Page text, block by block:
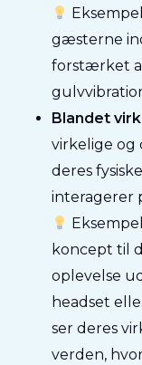
gæsterne
forstærket
Blandet
virkelige og
deres
interagerer
koncept til
oplevelse
headset
ser deres
verden,